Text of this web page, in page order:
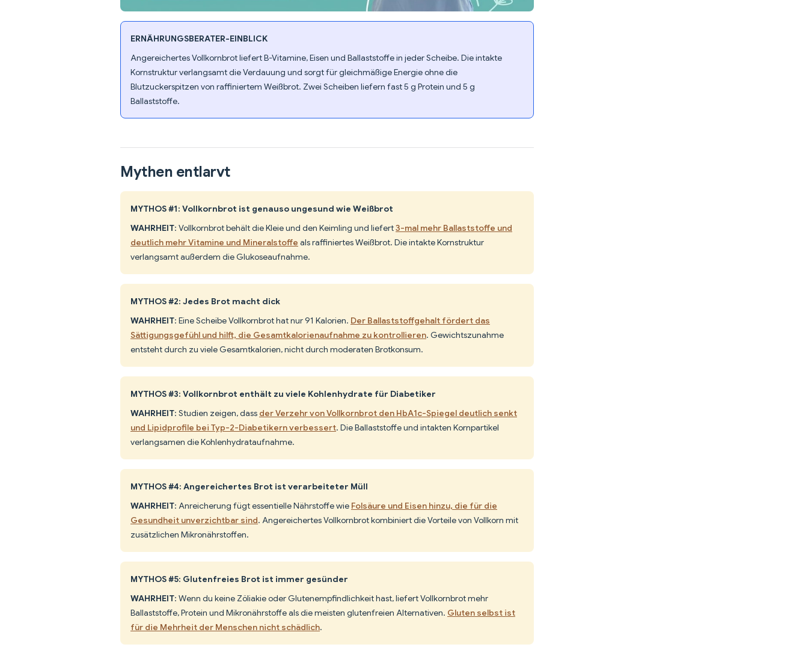
ERNÄHRUNGSBERATER-EINBLICK
Angereichertes Vollkornbrot liefert B-Vitamine, Eisen und Ballaststoffe in jeder Scheibe. Die intakte
Kornstruktur verlangsamt die Verdauung und sorgt für gleichmäßige Energie ohne die
Blutzuckerspitzen von raffiniertem Weißbrot. Zwei Scheiben liefern fast 5 g Protein und 5 g
Ballaststoffe.
Mythen entlarvt
MYTHOS #1: Vollkornbrot ist genauso ungesund wie Weißbrot
WAHRHEIT: Vollkornbrot behält die Kleie und den Keimling und liefert3-mal mehr Ballaststoffe und
deutlich mehr Vitamine und Mineralstoffe als raffiniertes Weißbrot. Die intakte Kornstruktur
verlangsamt außerdem die Glukoseaufnahme.
MYTHOS #2: Jedes Brot macht dick
WAHRHEIT: Eine Scheibe Vollkornbrot hat nur 91 Kalorien. Der Ballaststoffgehalt fördert das
Sättigungsgefühl und hilft, die Gesamtkalorienaufnahme zu kontrollieren. Gewichtszunahme
entsteht durch zu viele Gesamtkalorien, nicht durch moderaten Brotkonsum.
MYTHOS #3: Vollkornbrot enthält zu viele Kohlenhydrate für Diabetiker
WAHRHEIT: Studien zeigen, dass der Verzehr von Vollkornbrot den HbA1c-Spiegel deutlich senkt
und Lipidprofile bei Typ-2-Diabetikern verbessert. Die Ballaststoffe und intakten Kornpartikel
verlangsamen die Kohlenhydrataufnahme.
MYTHOS #4: Angereichertes Brot ist verarbeiteter Müll
WAHRHEIT: Anreicherung fügt essentielle Nährstoffe wie Folsäure und Eisen hinzu, die für die
Gesundheit unverzichtbar sind. Angereichertes Vollkornbrot kombiniert die Vorteile von Vollkorn mit
zusätzlichen Mikronährstoffen.
MYTHOS #5: Glutenfreies Brot ist immer gesünder
WAHRHEIT: Wenn du keine Zöliakie oder Glutenempfindlichkeit hast, liefert Vollkornbrot mehr
Ballaststoffe, Protein und Mikronährstoffe als die meisten glutenfreien Alternativen. Gluten selbst ist
für die Mehrheit der Menschen nicht schädlich.